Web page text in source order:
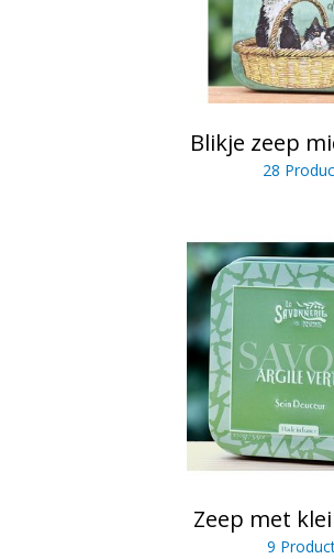
Blikje zeep
28
Zeep met
9